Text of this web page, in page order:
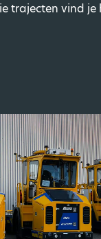
trajecten vind je